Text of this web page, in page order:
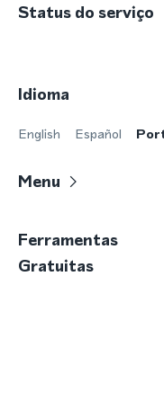
Status do serviço
Idioma
English Español
Menu
Ferramentas
Gratuitas